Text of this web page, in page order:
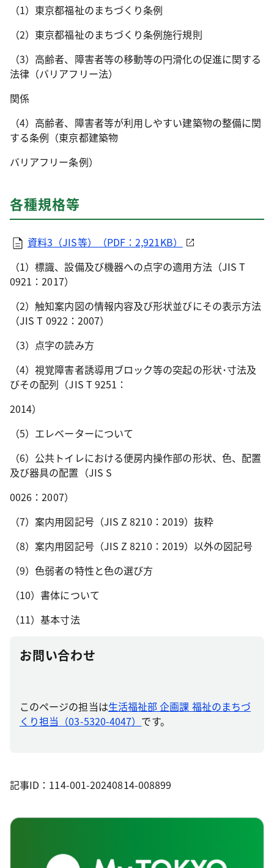
（1）東京都福祉のまちづくり条例
（2）東京都福祉のまちづくり条例施行規則
（3）高齢者、障害者等の移動等の円滑化の促進に関する
法律（バリアフリー法）
関係
（4）高齢者、障害者等が利用しやすい建築物の整備に関
する条例（東京都建築物
バリアフリー条例）
各種規格等
資料3（JIS等）（PDF：2,921KB）
（1）標識、設備及び機器への点字の適用方法（JIS T
0921：2017）
（2）触知案内図の情報内容及び形状並びにその表示方法
（JIS T 0922：2007）
（3）点字の読み方
（4）視覚障害者誘導用ブロック等の突起の形状･寸法及
びその配列（JIS T 9251：
2014）
（5）エレベーターについて
（6）公共トイレにおける便房内操作部の形状、色、配置
及び器具の配置（JIS S
0026：2007）
（7）案内用図記号（JIS Z 8210：2019）抜粋
（8）案内用図記号（JIS Z 8210：2019）以外の図記号
（9）色弱者の特性と色の選び方
（10）書体について
（11）基本寸法
お問い合わせ
このページの担当は生活福祉部 企画課 福祉のまちづ
くり担当（03-5320-4047） です。
記事ID：114-001-20240814-008899